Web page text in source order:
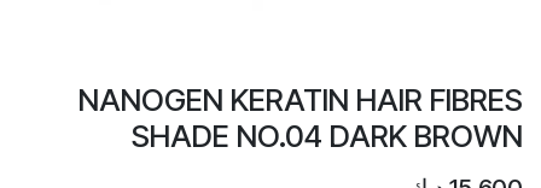
NANOGEN KERATIN HAIR FIBRES
SHADE NO.04 DARK BROWN